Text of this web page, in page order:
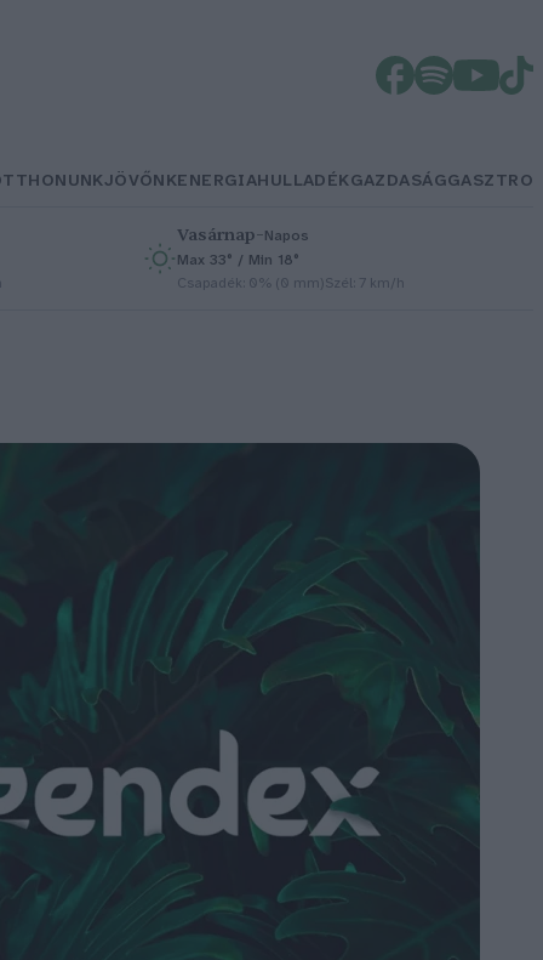
JÖVŐNKENERGIAHULLADÉKGAZDASÁGGASZTRO
Vasárnap–Napos
Max 33° / Min 18°
Csapadék: 0% (0 mm)Szél: 7 km/h